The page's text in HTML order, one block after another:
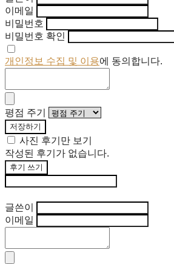
이메일
비밀번호
비밀번호 확인
개인정보 수집 및 이용에 동의합니다.
평점 주기
저장하기
사진 후기만 보기
작성된 후기가 없습니다.
후기 쓰기
글쓴이
이메일